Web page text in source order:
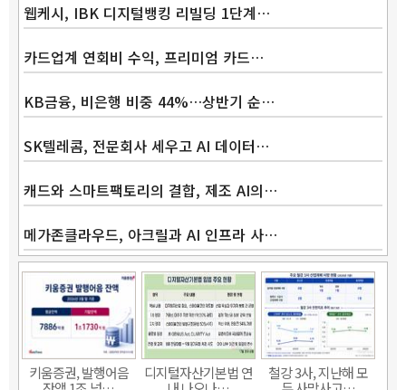
웹케시, IBK 디지털뱅킹 리빌딩 1단계…
카드업계 연회비 수익, 프리미엄 카드…
KB금융, 비은행 비중 44%…상반기 순…
SK텔레콤, 전문회사 세우고 AI 데이터…
캐드와 스마트팩토리의 결합, 제조 AI의…
메가존클라우드, 아크릴과 AI 인프라 사…
키움증권, 발행어음
디지털자산기본법 연
철강 3사, 지난해 모